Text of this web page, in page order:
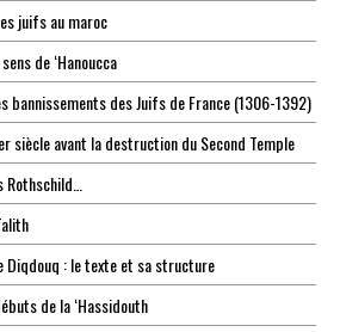
juifs au maroc
de ‘Hanoucca
bannissements des Juifs de France (1306-1392)
siècle avant la destruction du Second Temple
: le texte et sa structure
de la ‘Hassidouth